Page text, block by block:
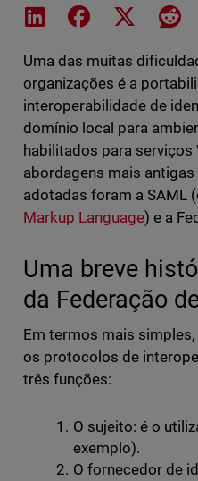
Share on LinkedIn
Share onShare on X
Uma das muitas
organizações é a
interoperabilidade de
domínio local para
habilitados para serviços
abordagens mais
adotadas foram a SAML
Markup Language) e a
Uma breve
da Federação
Em termos mais
os protocolos de
três funções:
O sujeito: é o
exemplo).
O fornecedor de